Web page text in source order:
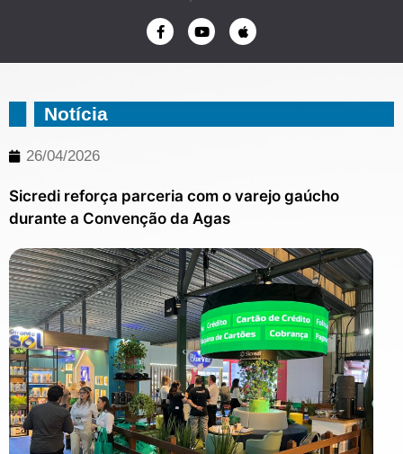
Notícia
26/04/2026
Sicredi reforça parceria com o varejo gaúcho
durante a Convenção da Agas